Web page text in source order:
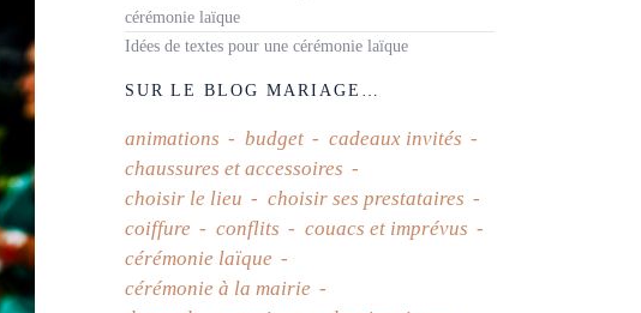
cérémonie laïque
Idées de textes pour une cérémonie laïque
SUR LE BLOG MARIAGE…
animations budget
cadeaux invités
chaussures et accessoires
choisir le lieu
choisir ses prestataires
coiffure
conflits
couacs et imprévus
cérémonie laïque
cérémonie à la mairie